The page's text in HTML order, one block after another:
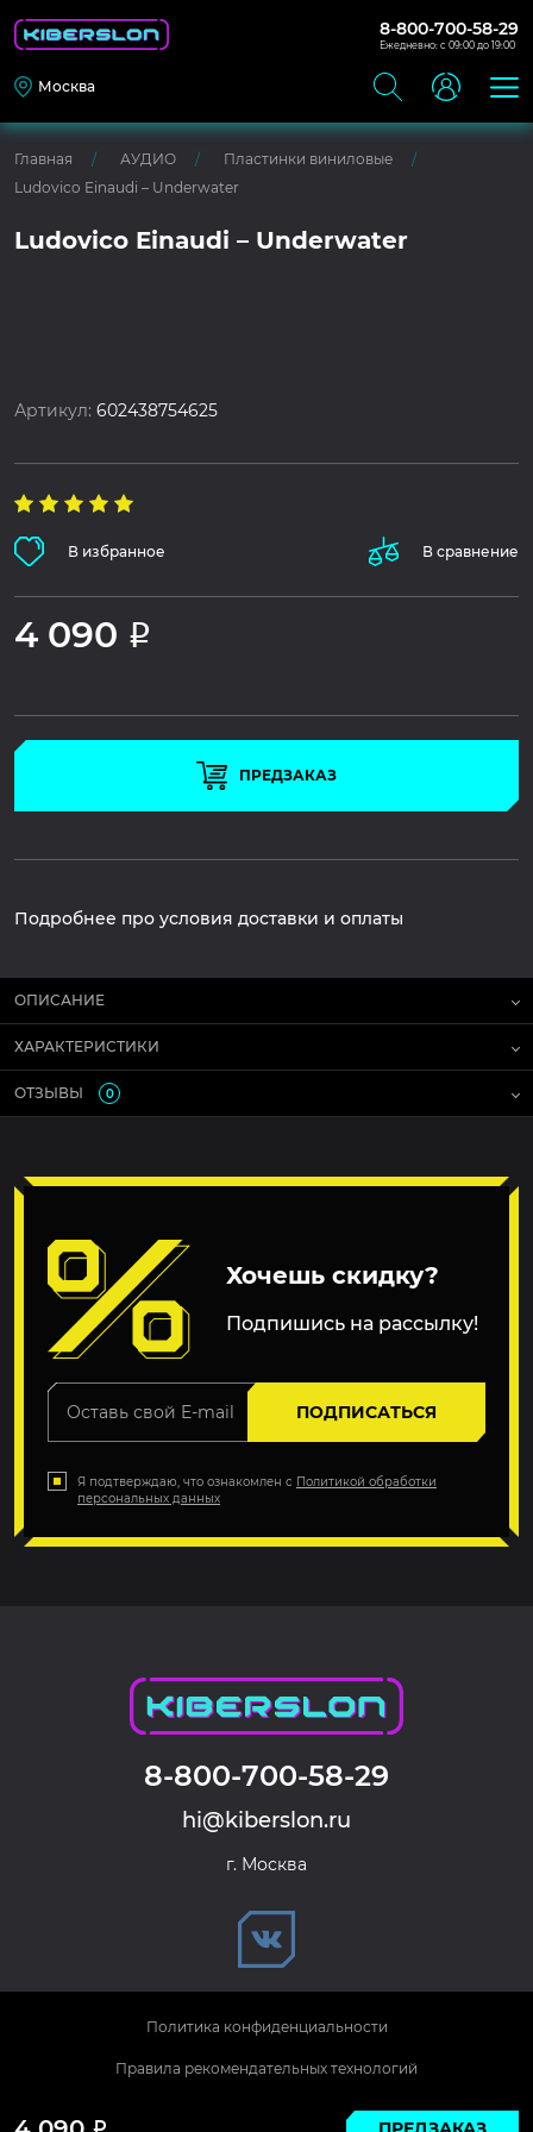
8-800-700-58-29
Ежедневно: с 09:00 до 19:00
Москва
Главная АУДИО
Пластинки виниловые
Ludovico Einaudi – Underwater
Ludovico Einaudi – Underwater
Артикул:602438754625
В избранное В сравнение
4 090 Р
ПРЕДЗАКАЗ
Подробнее про условия доставки и оплаты
Р
ОПИСАНИЕ
ХАРАКТЕРИСТИКИ
ОТЗЫВЫ 0
Хочешь скидку?
Подпишись на рассылку!
ПОДПИСАТЬСЯ
Я подтверждаю, что ознакомлен с Политикой обработки
персональных данных
8-800-700-58-29
hi@kiberslon.ru
г. Москва
© 2026 KIBERSLON. Все права защищены.
Политика конфиденциальности
Правила рекомендательных технологий